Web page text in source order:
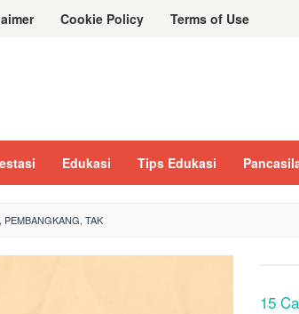
Cookie Policy Terms of Use
Edukasi Tips Edukasi
PEMBANGKANG, TAK
15